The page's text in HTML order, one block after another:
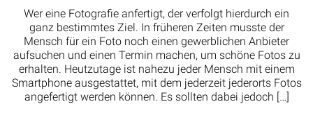
Wer eine Fotografie anfertigt, der verfolgt hierdurch ein
ganz bestimmtes Ziel. In früheren Zeiten musste der
Mensch für ein Foto noch einen gewerblichen Anbieter
aufsuchen und einen Termin machen, um schöne Fotos zu
erhalten. Heutzutage ist nahezu jeder Mensch mit einem
Smartphone ausgestattet, mit dem jederzeit jederorts Fotos
angefertigt werden können. Es sollten dabei jedoch […]